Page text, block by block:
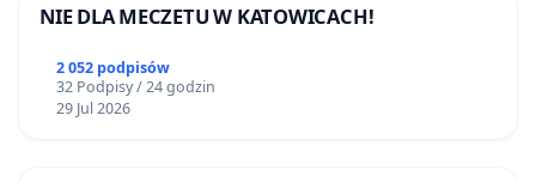
NIE DLA MECZETU W KATOWICACH!
2 052 podpisów
32 Podpisy / 24 godzin
29 Jul 2026